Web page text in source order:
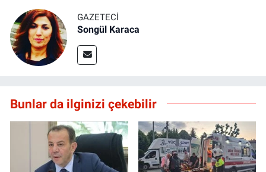
GAZETECI
Songül Karaca
Bunlar da ilginizi çekebilir